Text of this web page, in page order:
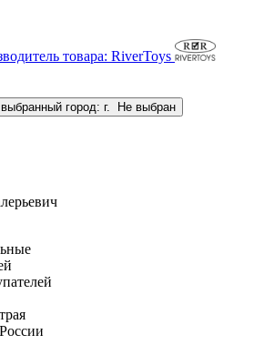
товара: RiverToys
город: г.
Не выбран